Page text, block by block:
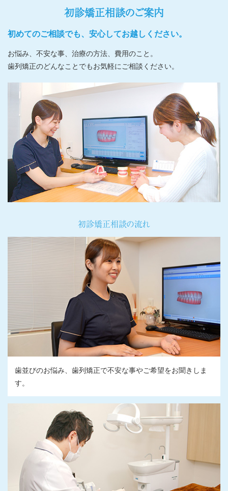
初診矯正相談のご案内
初めてのご相談でも、安心してお越しください。
お悩み、不安な事、治療の方法、費用のこと。
歯列矯正のどんなことでもお気軽にご相談ください。
初診矯正相談の流れ
歯並びのお悩み、歯列矯正で不安な事やご希望をお聞きしま
す。